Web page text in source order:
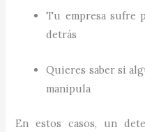
Tu empresa sufre
detrás
Quieres saber si
manipula
En estos casos, un